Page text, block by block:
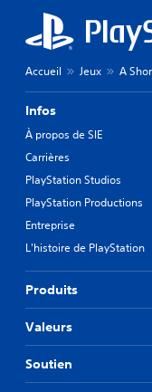
Accueil Jeux A
Infos
À propos de SIE
Carrières
PlayStation Studios
PlayStation Productions
Entreprise
L'histoire de PlayStation
Produits
Valeurs
Soutien